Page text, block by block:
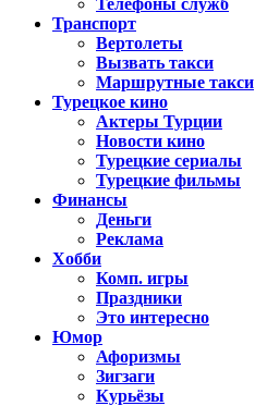
Телефоны служб
Транспорт
Вертолеты
Вызвать такси
Маршрутные такси
Турецкое кино
Актеры Турции
Новости кино
Турецкие сериалы
Турецкие фильмы
Финансы
Деньги
Реклама
Хобби
Комп. игры
Праздники
Это интересно
Юмор
Афоризмы
Зигзаги
Курьёзы